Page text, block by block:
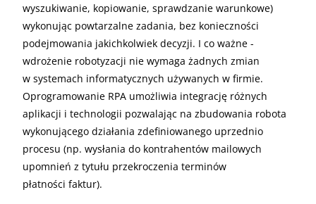
wyszukiwanie, kopiowanie, sprawdzanie warunkowe)
wykonując powtarzalne zadania, bez konieczności
podejmowania jakichkolwiek decyzji. I co ważne -
wdrożenie robotyzacji nie wymaga żadnych zmian
w systemach informatycznych używanych w firmie.
Oprogramowanie RPA umożliwia integrację różnych
aplikacji i technologii pozwalając na zbudowania robota
wykonującego działania zdefiniowanego uprzednio
procesu (np. wysłania do kontrahentów mailowych
upomnień z tytułu przekroczenia terminów
płatności faktur).